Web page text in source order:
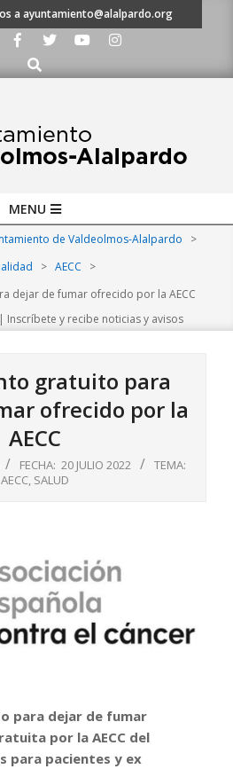
a ayuntamiento@alalpardo.org
Buscar
MENU
de Valdeolmos-Alalpardo
>
> AECC
>
dejar de fumar ofrecido por la AECC
y recibe noticias y avisos
gratuito para
ofrecido por la
AECC
FECHA: 20 JULIO 2022
TEMA:
AECC, SALUD
para dejar de fumar
por la AECC del
para pacientes y ex